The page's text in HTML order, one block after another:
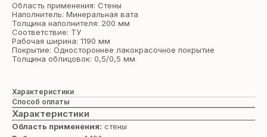
Область применения: Стены
Наполнитель: Минеральная вата
Толщина наполнителя: 200 мм
Соответствие: ТУ
Рабочая ширина: 1190 мм
Покрытие: Одностороннее лакокрасочное покрытие
Толщина облицовок: 0,5/0,5 мм
Характеристики
Способ оплаты
Характеристики
Область применения: стены